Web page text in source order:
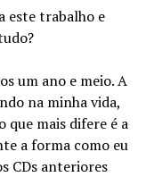
este trabalho e
um ano e meio. A
na minha vida,
que mais difere é a
a forma como eu
CDs anteriores